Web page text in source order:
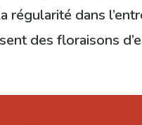
régularité dans
des floraisons